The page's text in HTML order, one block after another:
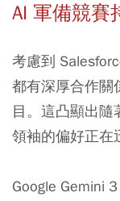
AI 軍備競賽
考慮到
都有深厚合作關
目。這凸顯出隨
領袖的偏好正在
Google Gemini